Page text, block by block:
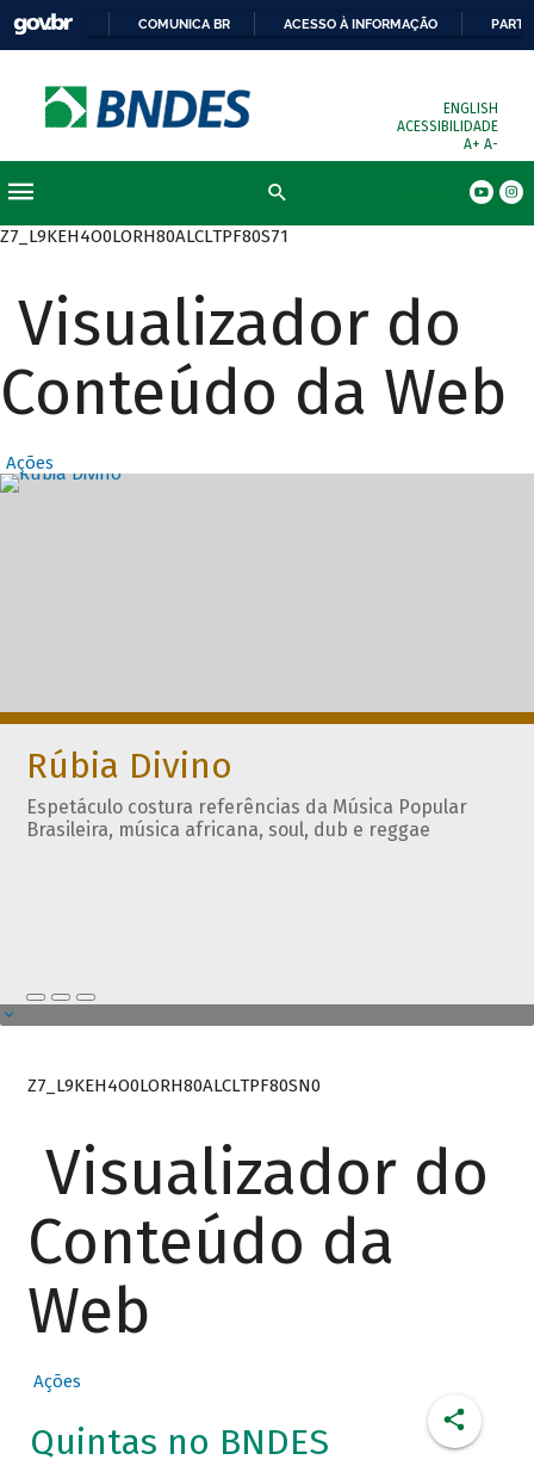
COMUNICA BR ACESSO À INFORMAÇÃO
ENGLISH
ACESSIBILIDADE
A+ A-
Z7_L9KEH4O0LORH80ALCLTPF80S71
Visualizador do
Conteúdo da Web
Ações
Destaques
Rúbia Divino
Espetáculo costura referências da Música Popular
Brasileira, música africana, soul, dub e reggae
Z7_L9KEH4O0LORH80ALCLTPF80SN0
Visualizador do
Conteúdo da
Web
Ações
Quintas no BNDES